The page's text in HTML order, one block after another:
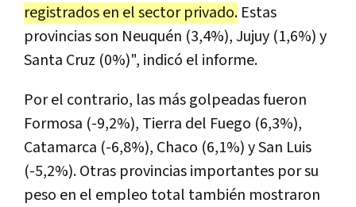
registrados en el sector privado. Estas
provincias son Neuquén (3,4%), Jujuy (1,6%) y
Santa Cruz (0%)", indicó el informe.
Por el contrario, las más golpeadas fueron
Formosa (-9,2%), Tierra del Fuego (6,3%),
Catamarca (-6,8%), Chaco (6,1%) y San Luis
(-5,2%). Otras provincias importantes por su
peso en el empleo total también mostraron